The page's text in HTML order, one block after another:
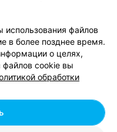
файлов
в более позднее время.
о целях,
файлов cookie вы
обработки